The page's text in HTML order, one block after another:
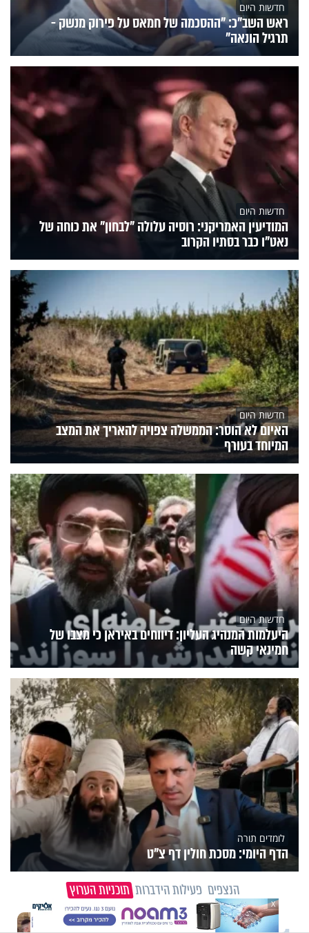
חדשות היום
ראש השב"כ: "ההסכמה של חמאס על פירוק מנשק -
תרגיל הונאה"
חדשות היום
המודיעין האמריקני: רוסיה עלולה "לבחון" את כוחה של
נאט"ו כבר בסתיו הקרוב
חדשות היום
האיום לא הוסר: הממשלה צפויה להאריך את המצב
המיוחד בעורף
חדשות היום
היעלמות המנהיג העליון: דיווחים באיראן כי מצבו של
חמינאי קשה
לומדים תורה
הדף היומי: מסכת חולין דף צ"ט
הנצפים פעילות הידברות תוכניות הערוץ
וידיאו מגזין
X